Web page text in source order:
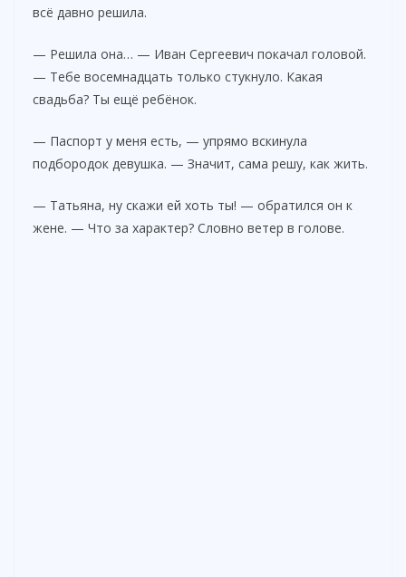
всё давно решила.
— Решила она… — Иван Сергеевич покачал головой.
— Тебе восемнадцать только стукнуло. Какая
свадьба? Ты ещё ребёнок.
— Паспорт у меня есть, — упрямо вскинула
подбородок девушка. — Значит, сама решу, как жить.
— Татьяна, ну скажи ей хоть ты! — обратился он к
жене. — Что за характер? Словно ветер в голове.